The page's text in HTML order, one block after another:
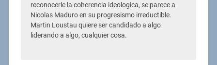
reconocerle la coherencia ideologica, se parece a
Nicolas Maduro en su progresismo irreductible.
Martin Loustau quiere ser candidado a algo
liderando a algo, cualquier cosa.